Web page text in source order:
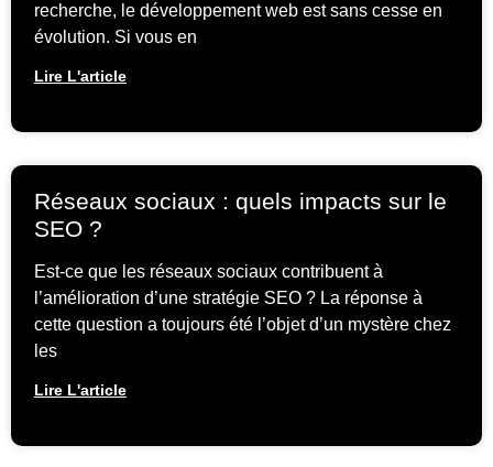
recherche, le développement web est sans cesse en
évolution. Si vous en
Lire L'article
Réseaux sociaux : quels impacts sur le
SEO ?
Est-ce que les réseaux sociaux contribuent à
l’amélioration d’une stratégie SEO ? La réponse à
cette question a toujours été l’objet d’un mystère chez
les
Lire L'article